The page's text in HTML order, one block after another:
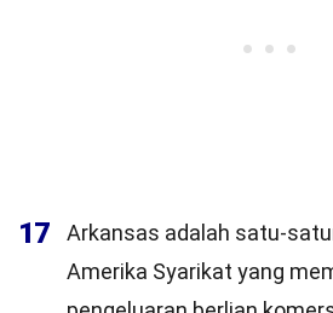
17
Arkansas adalah satu-
Amerika Syarikat yang